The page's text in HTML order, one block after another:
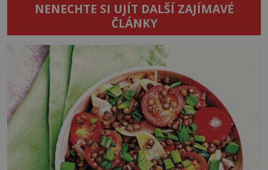
NENECHTE SI UJÍT DALŠÍ ZAJÍMAVÉ
ČLÁNKY